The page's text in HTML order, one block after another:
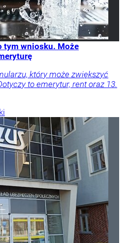
tym wniosku. Może
który może zwiększyć
to emerytur, rent oraz 13.